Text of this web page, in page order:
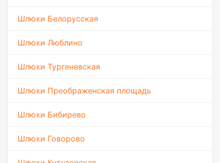
Шлюхи Белорусская
Шлюхи Люблино
Шлюхи Тургеневская
Шлюхи Преображенская площадь
Шлюхи Бибирево
Шлюхи Говорово